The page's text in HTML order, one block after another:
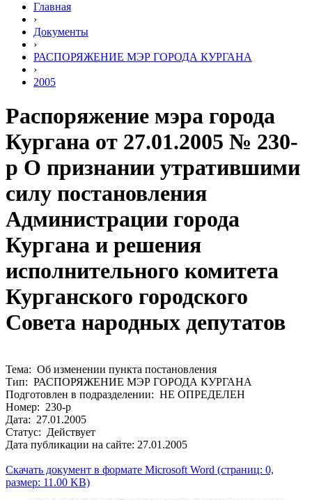
Главная
›
Документы
›
РАСПОРЯЖЕНИЕ МЭР ГОРОДА КУРГАНА
›
2005
Распоряжение мэра города
Кургана от 27.01.2005 № 230-
р О признании утратившими
силу постановления
Администрации города
Кургана и решения
исполнительного комитета
Курганского городского
Совета народных депутатов
Тема: Об изменении пункта постановления
Тип: РАСПОРЯЖЕНИЕ МЭР ГОРОДА КУРГАНА
Подготовлен в подразделении: НЕ ОПРЕДЕЛЕН
Номер: 230-р
Дата: 27.01.2005
Статус: Действует
Дата публикации на сайте: 27.01.2005
Скачать документ в формате Microsoft Word (страниц: 0,
размер: 11.00 KB)